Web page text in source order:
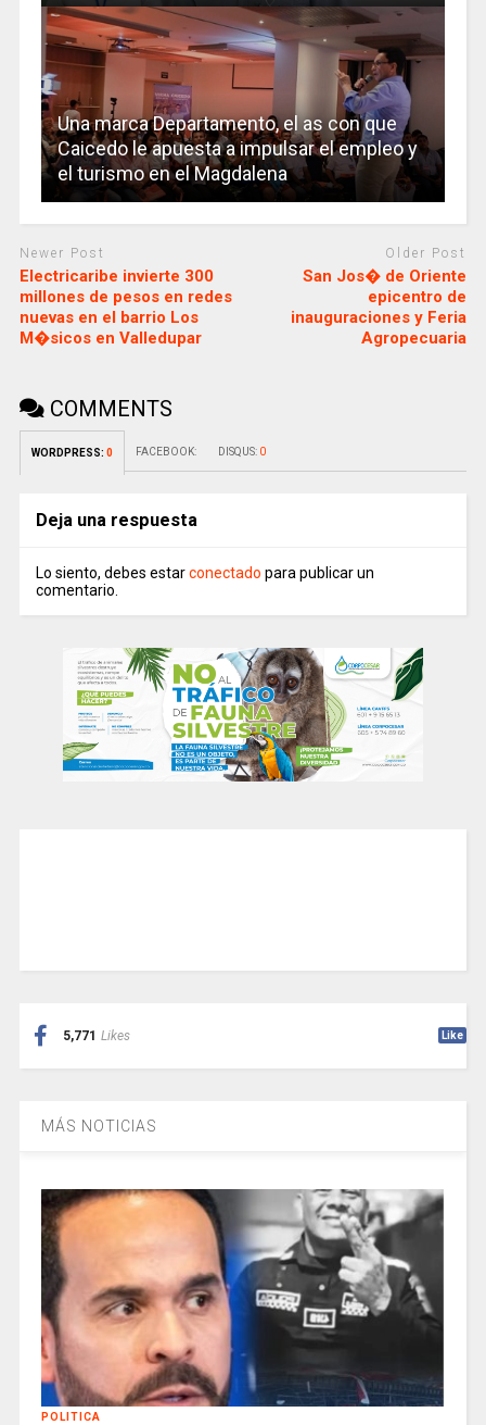
Una marca Departamento, el as con que
Caicedo le apuesta a impulsar el empleo y
el turismo en el Magdalena
Newer Post
Electricaribe invierte 300
millones de pesos en redes
nuevas en el barrio Los
M�sicos en Valledupar
Older Post
San Jos� de Oriente
epicentro de
inauguraciones y Feria
Agropecuaria
COMMENTS
WORDPRESS: 0 FACEBOOK: DISQUS: 0
Deja una respuesta
Lo siento, debes estarconectado para publicar un
comentario.
5,771 Likes Like
MÁS NOTICIAS
POLITICA